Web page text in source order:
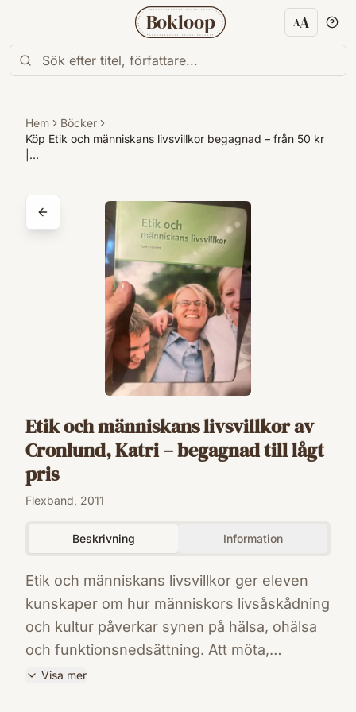
Bokloop AA
Hem
Böcker
Köp Etik och människans livsvillkor begagnad – från 50 kr
|…
Etik och människans livsvillkor av
Cronlund, Katri – begagnad till lågt
pris
Flexband, 2011
Beskrivning Information
Etik och människans livsvillkor ger eleven
kunskaper om hur människors livsåskådning
och kultur påverkar synen på hälsa, ohälsa
och funktionsnedsättning. Att möta,
kommunicera och samarbeta med
Visa mer